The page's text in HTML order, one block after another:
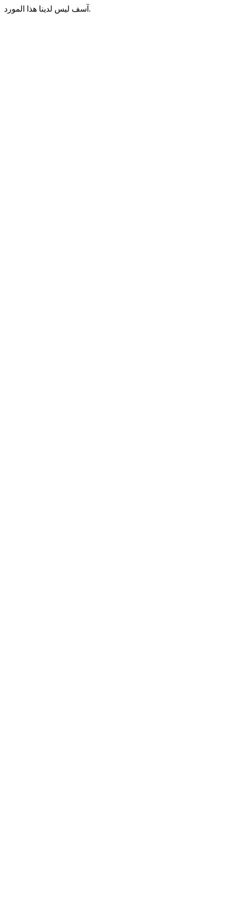
آسف ليس لدينا هذا المورد.